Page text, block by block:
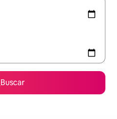
Buscar